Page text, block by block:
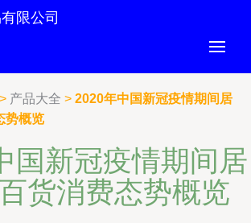
限公司
> 产品大全 > 2020年中国新冠疫情期间居
势概览
国新冠疫情期间居
货消费态势概览